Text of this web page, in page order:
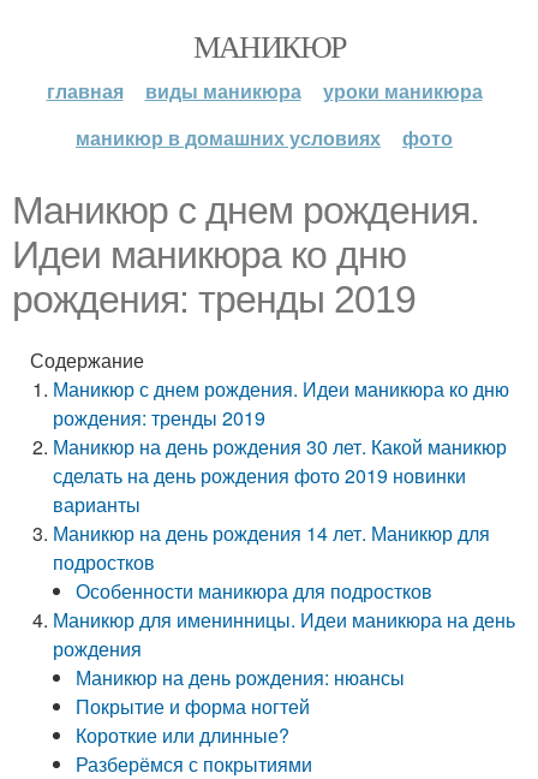
МАНИКЮР
главная виды маникюра
уроки маникюра
маникюр в домашних условиях
фото
Маникюр с днем рождения.
Идеи маникюра ко дню
рождения: тренды 2019
Содержание
Маникюр с днем рождения. Идеи маникюра ко дню
рождения: тренды 2019
Маникюр на день рождения 30 лет. Какой маникюр
сделать на день рождения фото 2019 новинки
варианты
Маникюр на день рождения 14 лет. Маникюр для
подростков
Особенности маникюра для подростков
Маникюр для именинницы. Идеи маникюра на день
рождения
Маникюр на день рождения: нюансы
Покрытие и форма ногтей
Короткие или длинные?
Разберёмся с покрытиями